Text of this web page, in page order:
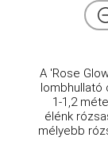
A 'Rose
lombhullató
1-1,2
élénk
mélyebb